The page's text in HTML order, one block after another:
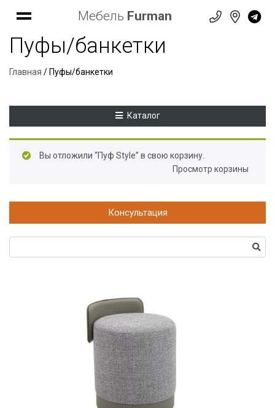
Мебель Furman
Пуфы/банкетки
Главная / Пуфы/банкетки
Каталог
Вы отложили “Пуф Style” в свою корзину.
Просмотр корзины
Консультация